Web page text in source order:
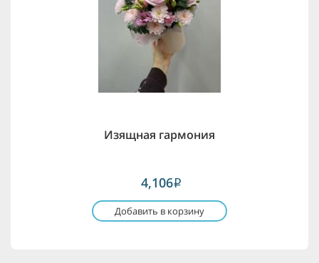
Изящная гармония
4,106i
Добавить в корзину